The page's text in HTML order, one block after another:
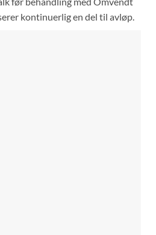
kontinuerlig en del til avløp.